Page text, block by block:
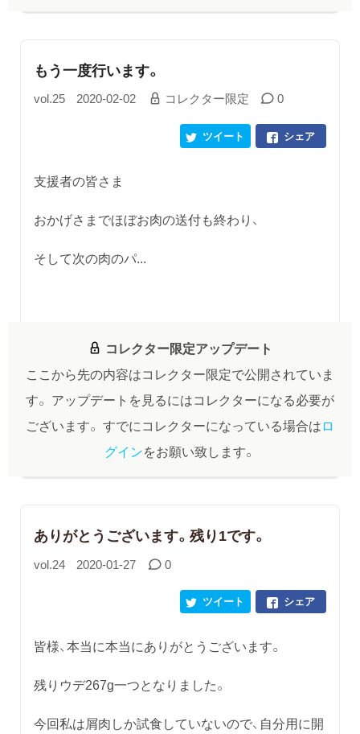
もう一度行います。
vol.25 2020-02-02 コレクター限定 0
シェア
ツイート
支援者の皆さま
おかげさまでほぼお肉の送付も終わり、
そして次の肉のパ...
コレクター限定アップデート
ここから先の内容はコレクター限定で公開されていま
す。 アップデートを見るにはコレクターになる必要が
ございます。 すでにコレクターになっている場合はロ
グインをお願い致します。
ありがとうございます。残り1です。
vol.24 2020-01-27 0
シェア
ツイート
皆様、本当に本当にありがとうございます。
残りウデ267g一つとなりました。
今回私は屑肉しか試食していないので、自分用に開